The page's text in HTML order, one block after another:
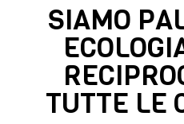
SIAMO
TUTTE LE